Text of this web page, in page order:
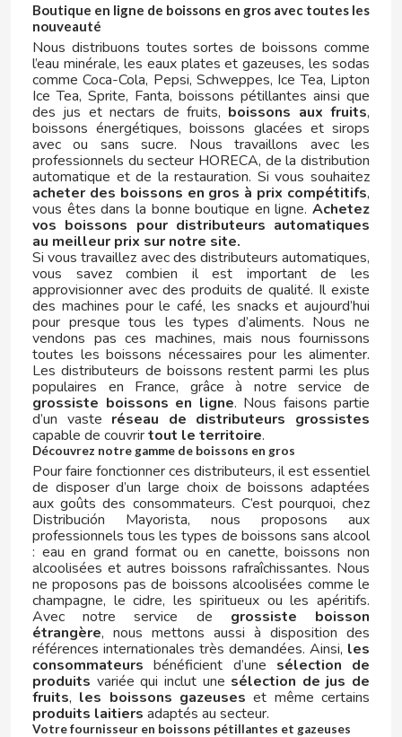
ENERYETI
ESTRELLA GALICIA
F
FACUNDO
FANTA
FAS VENDING
FERRERO KINDER
FIESTA
FILIPINOS
FINI
FISHERMAN'S FRIEND
FLIS
FLUFFY STUFF
Boutique en ligne de boissons en gros avec toutes les
nouveauté
Nous distribuons toutes sortes de boissons comme
l’eau minérale, les eaux plates et gazeuses, les sodas
comme Coca-Cola, Pepsi, Schweppes, Ice Tea, Lipton
Ice Tea, Sprite, Fanta, boissons pétillantes ainsi que
des jus et nectars de fruits, boissons aux fruits,
boissons énergétiques, boissons glacées et sirops
avec ou sans sucre. Nous travaillons avec les
professionnels du secteur HORECA, de la distribution
automatique et de la restauration. Si vous souhaitez
acheter des boissons en gros à prix compétitifs,
vous êtes dans la bonne boutique en ligne. Achetez
vos boissons pour distributeurs automatiques
au meilleur prix sur notre site.
Si vous travaillez avec des distributeurs automatiques,
vous savez combien il est important de les
approvisionner avec des produits de qualité. Il existe
des machines pour le café, les snacks et aujourd’hui
pour presque tous les types d’aliments. Nous ne
vendons pas ces machines, mais nous fournissons
toutes les boissons nécessaires pour les alimenter.
Les distributeurs de boissons restent parmi les plus
populaires en France, grâce à notre service de
grossiste boissons en ligne. Nous faisons partie
d’un vaste réseau de distributeurs grossistes
capable de couvrirtout le territoire.
Découvrez notre gamme de boissons en gros
Pour faire fonctionner ces distributeurs, il est essentiel
de disposer d’un large choix de boissons adaptées
aux goûts des consommateurs. C’est pourquoi, chez
Distribución Mayorista, nous proposons aux
professionnels tous les types de boissons sans alcool
: eau en grand format ou en canette, boissons non
alcoolisées et autres boissons rafraîchissantes. Nous
ne proposons pas de boissons alcoolisées comme le
champagne, le cidre, les spiritueux ou les apéritifs.
Avec notre service de grossiste boisson
étrangère, nous mettons aussi à disposition des
références internationales très demandées. Ainsi, les
consommateurs bénéficient d’une sélection de
produits variée qui inclut une sélection de jus de
fruits, les boissons gazeuses et même certains
produits laitiers adaptés au secteur.
Votre fournisseur en boissons pétillantes et gazeuses